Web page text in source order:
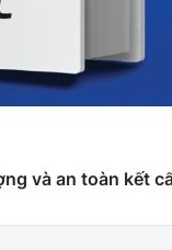
và an toàn kết